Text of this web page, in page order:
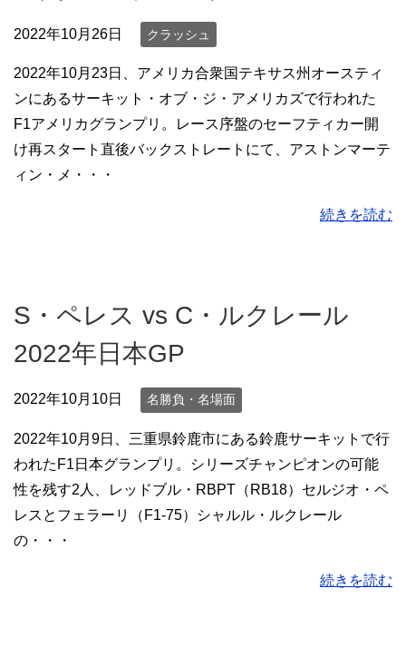
2022年10月26日 クラッシュ
2022年10月23日、アメリカ合衆国テキサス州オースティ
ンにあるサーキット・オブ・ジ・アメリカズで行われた
F1アメリカグランプリ。レース序盤のセーフティカー開
け再スタート直後バックストレートにて、アストンマーテ
ィン・メ・・・
続きを読む
S・ペレス vs C・ルクレール
2022年日本GP
2022年10月10日 名勝負・名場面
2022年10月9日、三重県鈴鹿市にある鈴鹿サーキットで行
われたF1日本グランプリ。シリーズチャンピオンの可能
性を残す2人、レッドブル・RBPT（RB18）セルジオ・ペ
レスとフェラーリ（F1-75）シャルル・ルクレール
の・・・
続きを読む